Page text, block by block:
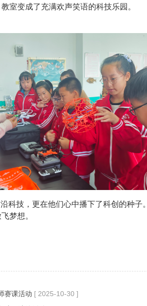
室变成了充满欢声笑语的科技乐园。
科技，更在他们心中播下了科创的种子。
梦想。
赛课活动 [ 2025-10-30 ]